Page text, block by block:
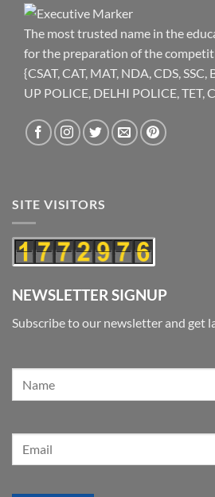
The most trusted name in the
for the preparation of the
{CSAT, CAT, MAT, NDA, CDS,
UP POLICE, DELHI POLICE, TET,
SITE VISITORS
NEWSLETTER SIGNUP
Subscribe to our newsletter and get